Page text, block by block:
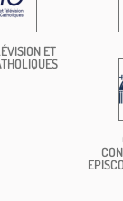
ET